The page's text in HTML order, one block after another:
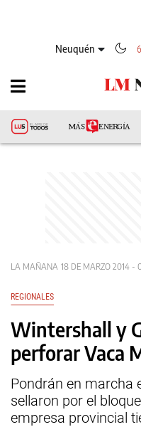
Neuquén
LA MAÑANA 18 DE MARZO 2014 -
REGIONALES
Wintershall y
perforar Vaca
Pondrán en marcha
sellaron por el
empresa provincial